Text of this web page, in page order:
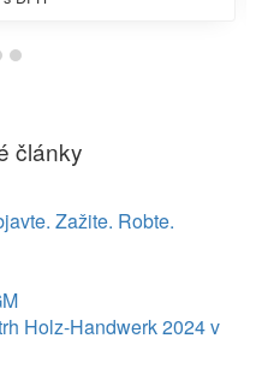
články
Zažite. Robte.
Holz-Handwerk 2024 v